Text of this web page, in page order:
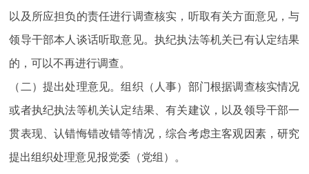
以及所应担负的责任进行调查核实，听取有关方面意见，与
领导干部本人谈话听取意见。执纪执法等机关已有认定结果
的，可以不再进行调查。
（二）提出处理意见。组织（人事）部门根据调查核实情况
或者执纪执法等机关认定结果、有关建议，以及领导干部一
贯表现、认错悔错改错等情况，综合考虑主客观因素，研究
提出组织处理意见报党委（党组）。